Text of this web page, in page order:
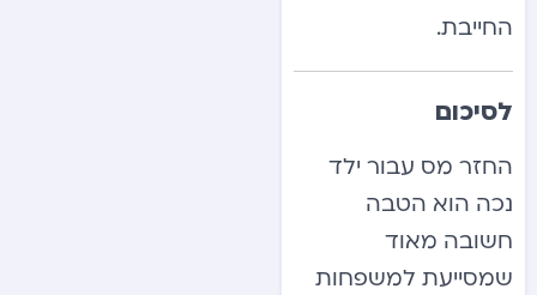
החייבת.
לסיכום
החזר מס עבור ילד
נכה הוא הטבה
חשובה מאוד
שמסייעת למשפחות